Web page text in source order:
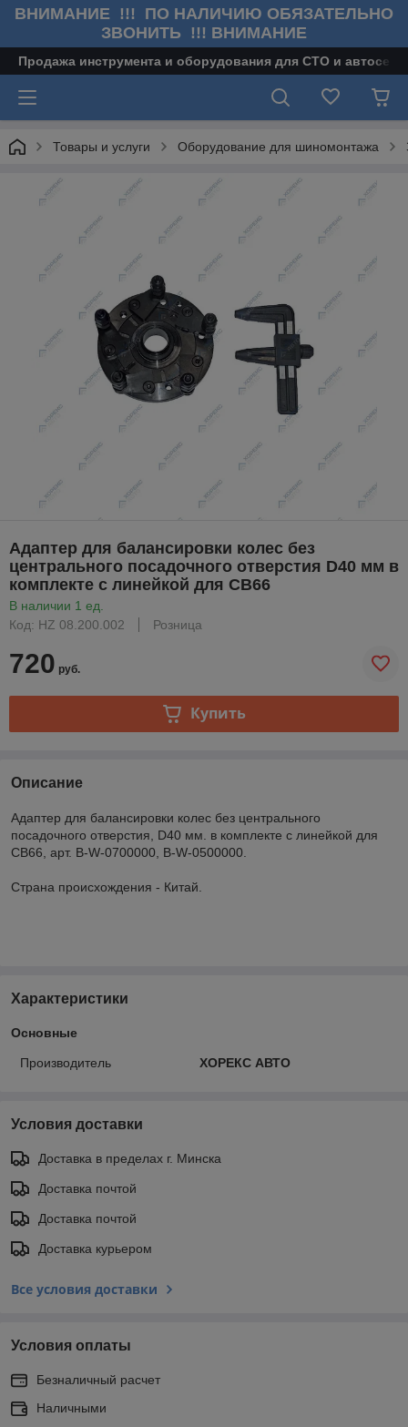
ВНИМАНИЕ !!! ПО НАЛИЧИЮ ОБЯЗАТЕЛЬНО
ЗВОНИТЬ !!! ВНИМАНИЕ
Продажа инструмента и оборудования для СТО и
Товары и услуги Оборудование для шиномонтажа
Адаптер для балансировки колес без
центрального посадочного отверстия D40 мм в
комплекте с линейкой для СВ66
В наличии 1 ед.
Код: HZ 08.200.002
Розница
720 руб.
Купить
Описание
Адаптер для балансировки колес без центрального
посадочного отверстия, D40 мм. в комплекте с линейкой для
СВ66, арт. B-W-0700000, B-W-0500000.
Страна происхождения - Китай.
Характеристики
Основные
Производитель ХОРЕКС АВТО
Условия доставки
Доставка в пределах г. Минска
Доставка почтой
Доставка почтой
Доставка курьером
Все условия доставки
Условия оплаты
Безналичный расчет
Наличными